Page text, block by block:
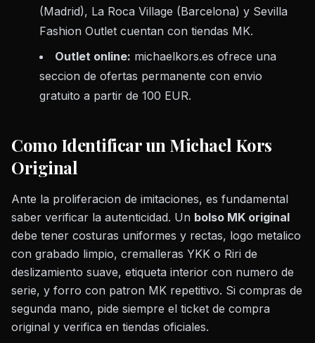
(Madrid), La Roca Village (Barcelona) y Sevilla
Fashion Outlet cuentan con tiendas MK.
Outlet online: michaelkors.es ofrece una
seccion de ofertas permanente con envio
gratuito a partir de 100 EUR.
Como Identificar un Michael Kors
Original
Ante la proliferacion de imitaciones, es fundamental
saber verificar la autenticidad. Un bolso MK original
debe tener costuras uniformes y rectas, logo metalico
con grabado limpio, cremalleras YKK o Riri de
deslizamiento suave, etiqueta interior con numero de
serie, y forro con patron MK repetitivo. Si compras de
segunda mano, pide siempre el ticket de compra
original y verifica en tiendas oficiales.